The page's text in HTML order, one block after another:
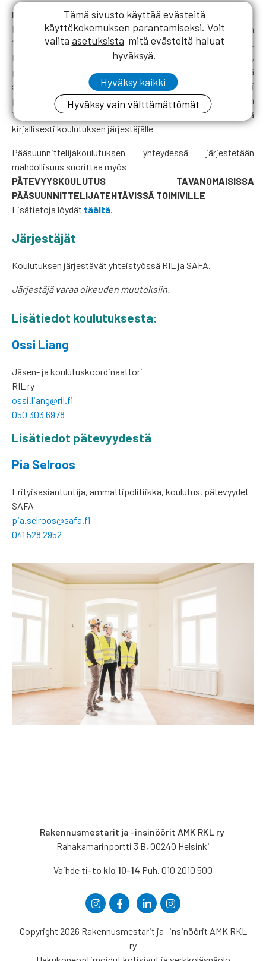
Peruutukset
Pääsuunnittelijakoulutus: Mikäli ilmoittautuminen perutaan
1.3.2026 jälkeen, veloitetaan perumiskuluina 200 eur (+ alv).
Mikäli koulutus perutaan 7 vuorokautta ennen tai sen jälkeen,
peritään 50 % osallistumismaksusta. Jos osallistuja jättää
saapumatta koulutukseen ilmoittamatta siitä etukäteen tai
peruu osallistumisen alle 2 arkipäivää tilaisuudesta peritään
100 % osallistumismaksusta. Peruutus tulee tehdä
kirjallisesti koulutuksen järjestäjälle
Pääsuunnittelijakoulutuksen yhteydessä järjestetään
mahdollisuus suorittaa myös
PÄTEVYYSKOULUTUS TAVANOMAISISSA
PÄÄSUUNNITTELIJATEHTÄVISSÄ TOIMIVILLE
Lisätietoja löydät täältä
Järjestäjät
Koulutuksen järjestävät yhteistyössä RIL ja SAFA.
Järjestäjä varaa oikeuden muutoksiin.
Lisätiedot koulutuksesta:
Ossi Liang
Jäsen- ja koulutuskoordinaattori
RIL ry
ossi.liang@ril.fi
050 303 6978
Lisätiedot pätevyydestä
Pia Selroos
Erityisasiantuntija, ammattipolitiikka, koulutus, pätevyydet
SAFA
pia.selroos@safa.fi
041 528 2952
Rakennusmestarit ja -insinöörit AMK RKL ry
Rahakamarinportti 3 B, 00240 Helsinki
Vaihde ti-to klo 10-14 Puh. 010 2010 500
Copyright 2026 Rakennusmestarit ja -insinöörit AMK RKL
ry
Tämä sivusto käyttää evästeitä
käyttökokemuksen parantamiseksi. Voit
valita asetuksista mitä evästeitä haluat
hyväksyä.
Hyväksy kaikki
Hyväksy vain välttämättömät